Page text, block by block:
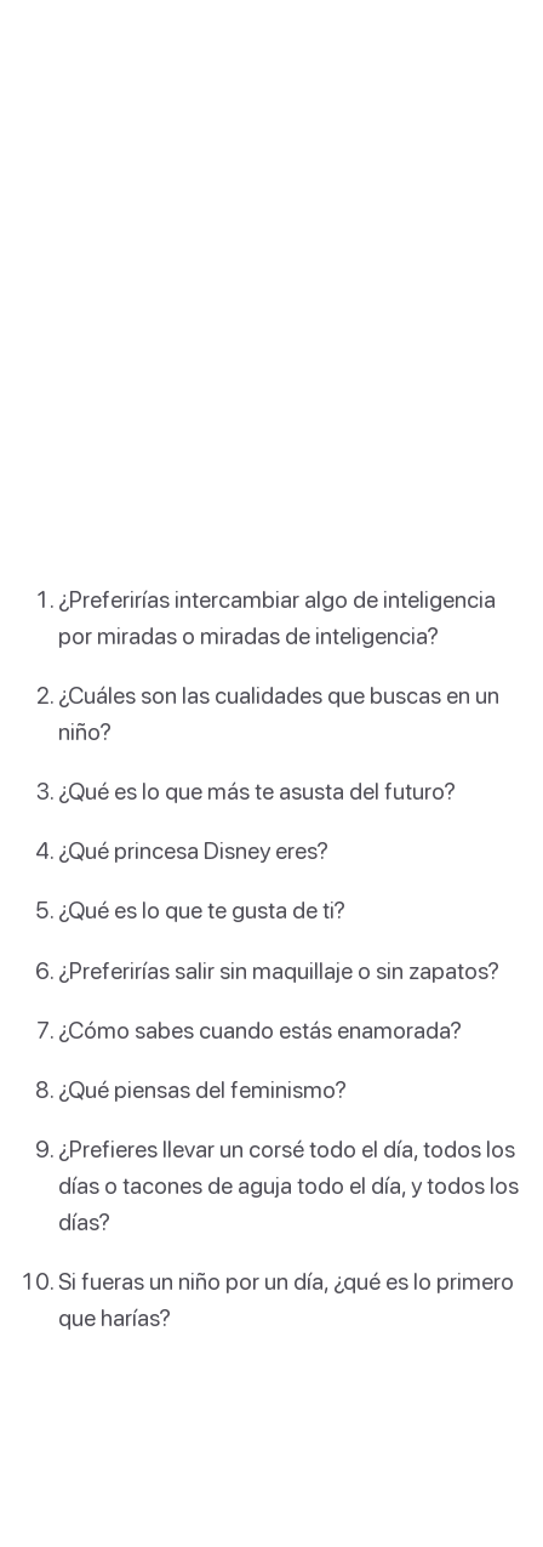
¿Preferirías intercambiar algo de inteligencia
por miradas o miradas de inteligencia?
¿Cuáles son las cualidades que buscas en un
niño?
¿Qué es lo que más te asusta del futuro?
¿Qué princesa Disney eres?
¿Qué es lo que te gusta de ti?
¿Preferirías salir sin maquillaje o sin zapatos?
¿Cómo sabes cuando estás enamorada?
¿Qué piensas del feminismo?
¿Prefieres llevar un corsé todo el día, todos los
días o tacones de aguja todo el día, y todos los
días?
Si fueras un niño por un día, ¿qué es lo primero
que harías?